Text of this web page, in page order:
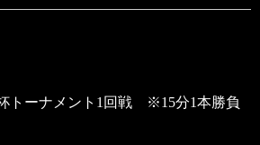
トーナメント1回戦 ※15分1本勝負